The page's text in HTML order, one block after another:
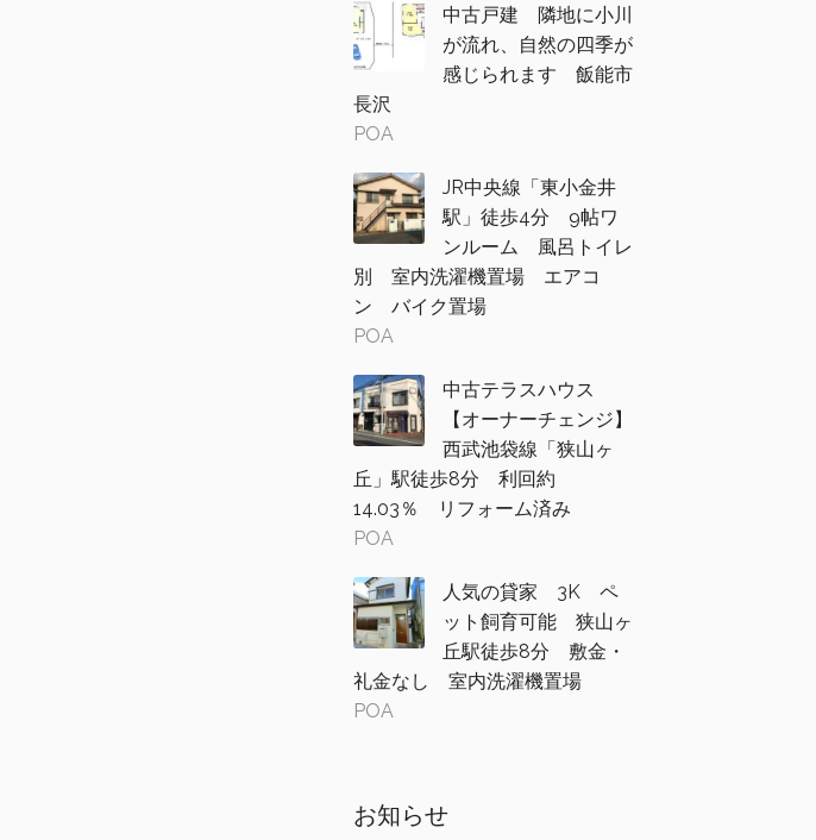
中古戸建 隣地に小川
が流れ、自然の四季が
感じられます 飯能市
長沢
POA
JR中央線「東小金井
駅」徒歩4分 9帖ワ
ンルーム 風呂トイレ
別 室内洗濯機置場 エアコ
ン バイク置場
POA
中古テラスハウス
【オーナーチェンジ】
西武池袋線「狭山ヶ
丘」駅徒歩8分 利回約
14.03％ リフォーム済み
POA
人気の貸家 3K ペ
ット飼育可能 狭山ヶ
丘駅徒歩8分 敷金・
礼金なし 室内洗濯機置場
POA
お知らせ